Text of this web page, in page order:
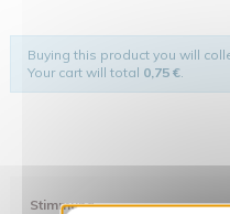
Buying this product you will
Your cart will total 0,75 €
Stimmung